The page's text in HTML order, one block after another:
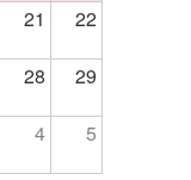
21 22
28 29
4 5